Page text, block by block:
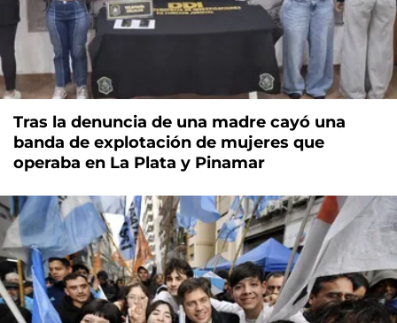
Tras la denuncia de una madre cayó una
banda de explotación de mujeres que
operaba en La Plata y Pinamar